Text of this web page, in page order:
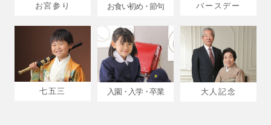
お宮参り お食い初め・節句 バースデー
七五三 入園・入学・卒業 大人記念